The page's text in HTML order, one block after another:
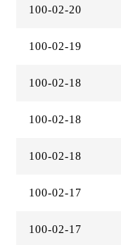
100-02-20
100-02-19
100-02-18
100-02-18
100-02-18
100-02-17
100-02-17